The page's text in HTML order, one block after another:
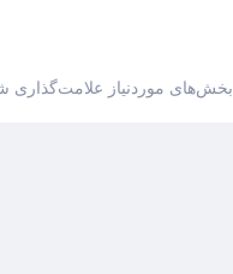
بخش‌های موردنیاز علامت‌گذاری